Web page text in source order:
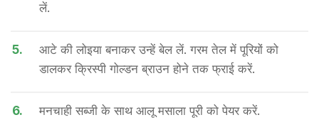
लें.
5.
आटे की लोइया बनाकर उन्हें बेल लें. गरम तेल में पूरियों को
डालकर क्रिस्पी गोल्डन ब्राउन होने तक फ्राई करें.
6. मनचाही सब्जी के साथ आलू मसाला पूरी को पेयर करें.